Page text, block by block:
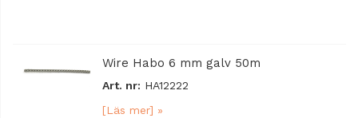
Wire Habo 6 mm galv 50m
Art. nr: HA12222
[Läs mer] »